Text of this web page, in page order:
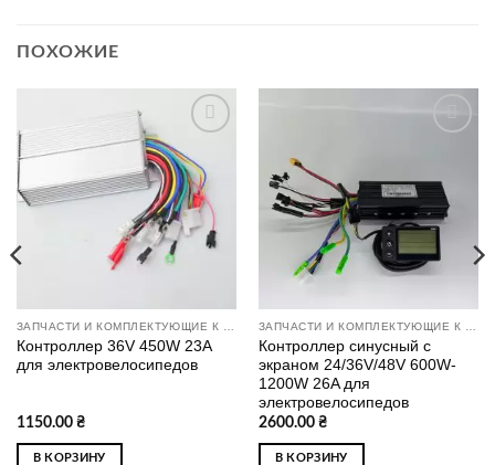
ПОХОЖИЕ
Додати
до
списку
бажань
Контроллер 36V 450W 23A
для электровелосипедов
1150.00 ₴
В КОРЗИНУ
списку
бажань
Контроллер синусный с
экраном 24/36V/48V 600W-
1200W 26A для
электровелосипедов
2600.00 ₴
В КОРЗИНУ